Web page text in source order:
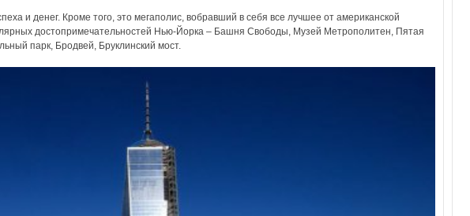
и денег. Кроме того, это мегаполис, вобравший в себя все лучшее от американской
достопримечательностей Нью-Йорка – Башня Свободы, Музей Метрополитен, Пятая
парк, Бродвей, Бруклинский мост.